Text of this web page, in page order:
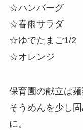
☆ハンバーグ
☆春雨サラダ
☆ゆでたまご1/2
☆オレンジ
保育園の献立は麺
そうめんを少し
に。